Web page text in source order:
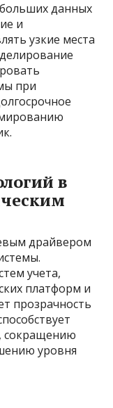
данных
и
узкие места
при
в
драйвером
учета,
платформ и
прозрачность
сокращению
уровня